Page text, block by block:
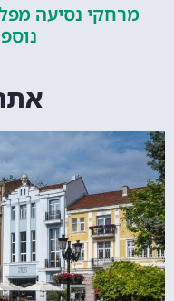
נסיעה מפלובדיב
נוספות
אתרי